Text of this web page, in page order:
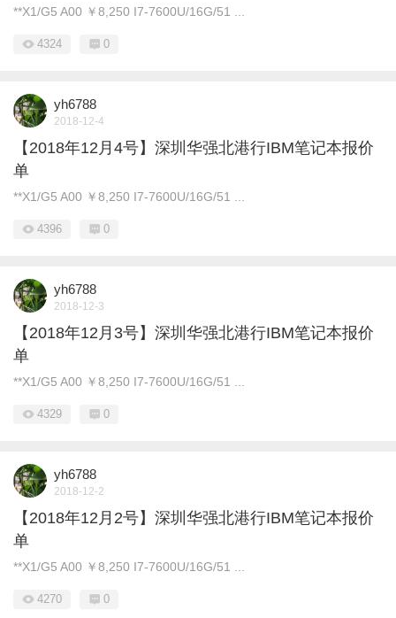
**X1/G5 A00 ￥8,250 I7-7600U/16G/51 ...
4324 0
yh6788
2018-12-4
【2018年12月4号】深圳华强北港行IBM笔记本报价
单
**X1/G5 A00 ￥8,250 I7-7600U/16G/51 ...
4396 0
yh6788
2018-12-3
【2018年12月3号】深圳华强北港行IBM笔记本报价
单
**X1/G5 A00 ￥8,250 I7-7600U/16G/51 ...
4329 0
yh6788
2018-12-2
【2018年12月2号】深圳华强北港行IBM笔记本报价
单
**X1/G5 A00 ￥8,250 I7-7600U/16G/51 ...
4270 0